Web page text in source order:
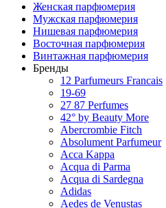
Женская парфюмерия
Мужская парфюмерия
Нишевая парфюмерия
Восточная парфюмерия
Винтажная парфюмерия
Бренды
12 Parfumeurs Francais
19-69
27 87 Perfumes
42° by Beauty More
Abercrombie Fitch
Absolument Parfumeur
Acca Kappa
Acqua di Parma
Acqua di Sardegna
Adidas
Aedes de Venustas